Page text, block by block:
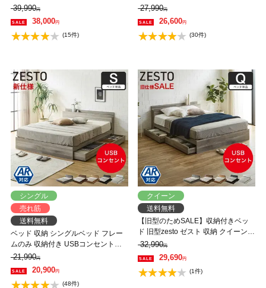
ング USBポート コンセント キング
すのこベッド 木製ベッド【AR】【z
有料組立】
39,990円
38,000円
(15件)
付き zesto ゼスト セミダブル すのこ
ベッド 引き出し付きベッド zesto 木
製ベッド【AR】【z有料組立】
27,990円
26,600円
(30件)
シングル
売れ筋
送料無料
ベッド 収納 シングルベッド フレー
ムのみ 収納付き USBコンセント付
き zesto ゼスト シングル すのこベッ
ド 引き出し付きベッド zesto 木製ベ
ッド【AR】【z有料組立】
21,990円
20,900円
(48件)
クイーン
送料無料
【旧型のためSALE】収納付きベッ
ド 旧型zesto ゼスト 収納 クイーンベ
ッド フレームのみ 収納付き USBポ
ート付き クイーン すのこベッド 引
き出し付きベッド 木製ベッド
【AR】【z有料組立】
32,990円
29,690円
(1件)